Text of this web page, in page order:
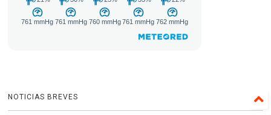
NOTICIAS BREVES